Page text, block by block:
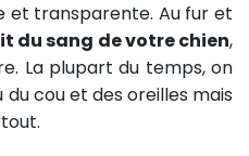
et transparente. Au fur et
du sang de votre chien,
La plupart du temps, on
cou et des oreilles mais